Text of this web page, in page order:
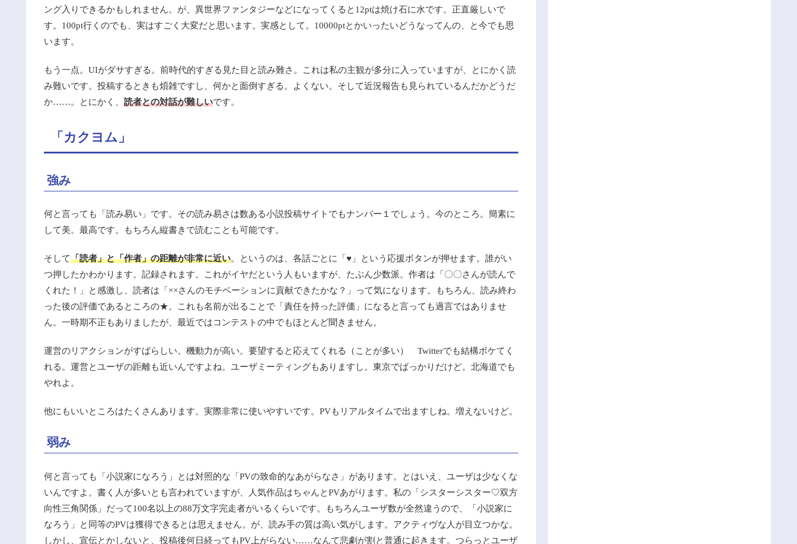
ング入りできるかもしれません。が、異世界ファンタジーなどになってくると12ptは焼け石に水です。正直厳しいで
す。100pt行くのでも、実はすごく大変だと思います。実感として。10000ptとかいったいどうなってんの、と今でも思
います。
もう一点。UIがダサすぎる。前時代的すぎる見た目と読み難さ。これは私の主観が多分に入っていますが、とにかく読
み難いです。投稿するときも煩雑ですし、何かと面倒すぎる。よくない。そして近況報告も見られているんだかどうだ
か……。とにかく、 読者との対話が難しいです。
「カクヨム」
強み
何と言っても「読み易い」です。その読み易さは数ある小説投稿サイトでもナンバー１でしょう。今のところ。簡素に
して美。最高です。もちろん縦書きで読むことも可能です。
そして「読者」と「作者」の距離が非常に近い。というのは、各話ごとに「♥」という応援ボタンが押せます。誰がい
つ押したかわかります。記録されます。これがイヤだという人もいますが、たぶん少数派。作者は「〇〇さんが読んで
くれた！」と感激し、読者は「××さんのモチベーションに貢献できたかな？」って気になります。もちろん、読み終わ
った後の評価であるところの★。これも名前が出ることで「責任を持った評価」になると言っても過言ではありませ
ん。一時期不正もありましたが、最近ではコンテストの中でもほとんど聞きません。
運営のリアクションがすばらしい。機動力が高い。要望すると応えてくれる（ことが多い） Twitterでも結構ボケてく
れる。運営とユーザの距離も近いんですよね。ユーザミーティングもありますし。東京でばっかりだけど。北海道でも
やれよ。
他にもいいところはたくさんあります。実際非常に使いやすいです。PVもリアルタイムで出ますしね。増えないけど。
弱み
何と言っても「小説家になろう」とは対照的な「PVの致命的なあがらなさ」があります。とはいえ、ユーザは少なくな
いんですよ。書く人が多いとも言われていますが、人気作品はちゃんとPVあがります。私の「シスターシスター♡双方
向性三角関係」だって100名以上の88万文字完走者がいるくらいです。もちろんユーザ数が全然違うので、「小説家に
なろう」と同等のPVは獲得できるとは思えません。が、読み手の質は高い気がします。アクティヴな人が目立つかな。
しかし、宣伝とかしないと、投稿後何日経ってもPV上がらない……なんて悲劇が割と普通に起きます。つらっとユーザ